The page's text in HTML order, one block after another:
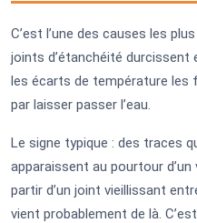
C’est l’une des causes les
joints d’étanchéité durcissent
les écarts de température les
par laisser passer l’eau.
Le signe typique : des traces
apparaissent au pourtour
partir d’un joint vieillissant
vient probablement de là.